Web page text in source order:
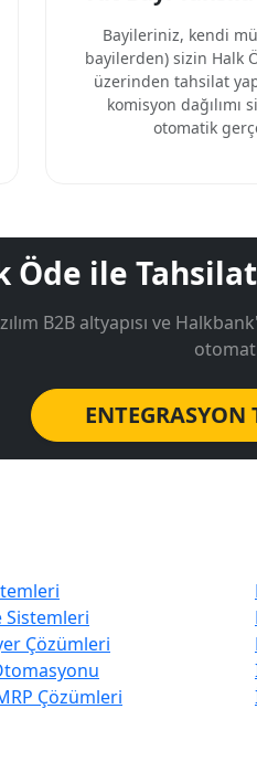
Bayileriniz, kendi
bayilerden) sizin Halk
üzerinden tahsilat
komisyon dağılımı
otomatik
Öde ile
B2B altyapısı ve
Sistemleri
Çözümleri
Çözümleri